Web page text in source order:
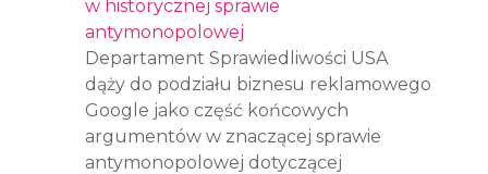
w historycznej sprawie
antymonopolowej
Departament Sprawiedliwości USA
dąży do podziału biznesu reklamowego
Google jako część końcowych
argumentów w znaczącej sprawie
antymonopolowej dotyczącej